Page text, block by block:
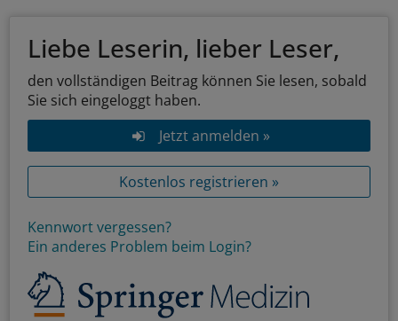
Liebe Leserin, lieber Leser,
den vollständigen Beitrag können Sie lesen, sobald
Sie sich eingeloggt haben.
Jetzt anmelden »
Kostenlos registrieren »
Kennwort vergessen?
Ein anderes Problem beim Login?